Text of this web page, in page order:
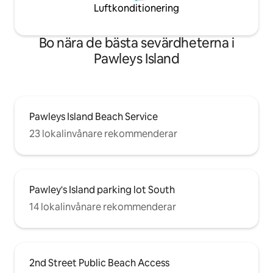
Luftkonditionering
Bo nära de bästa sevärdheterna i
Pawleys Island
Pawleys Island Beach Service
23 lokalinvånare rekommenderar
Pawley's Island parking lot South
14 lokalinvånare rekommenderar
2nd Street Public Beach Access